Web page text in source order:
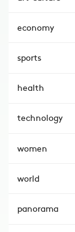
economy
sports
health
technology
women
world
panorama